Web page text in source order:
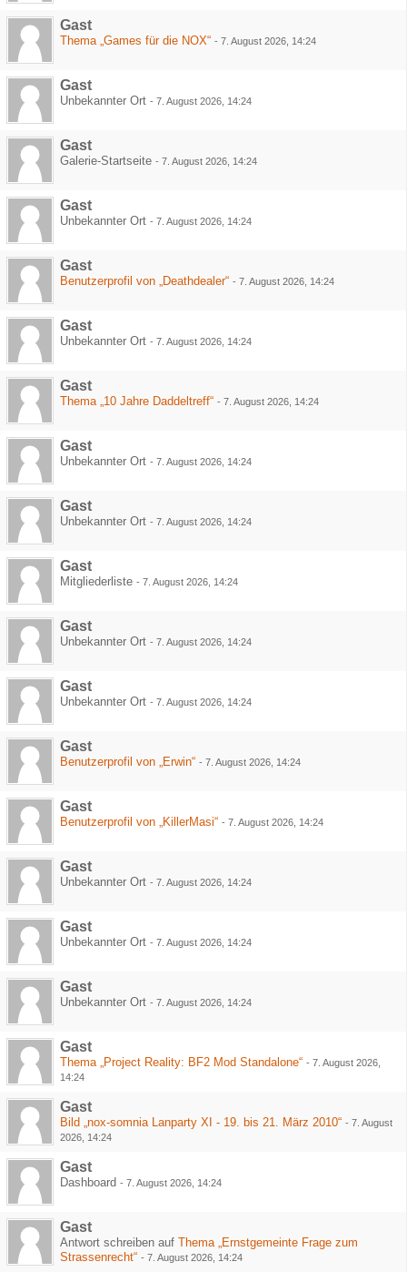
Gast
Thema „Games für die NOX“ - 7. August 2026, 14:24
Gast
Unbekannter Ort - 7. August 2026, 14:24
Gast
Galerie-Startseite - 7. August 2026, 14:24
Gast
Unbekannter Ort - 7. August 2026, 14:24
Gast
Benutzerprofil von „Deathdealer“ - 7. August 2026, 14:24
Gast
Unbekannter Ort - 7. August 2026, 14:24
Gast
Thema „10 Jahre Daddeltreff“ - 7. August 2026, 14:24
Gast
Unbekannter Ort - 7. August 2026, 14:24
Gast
Unbekannter Ort - 7. August 2026, 14:24
Gast
Mitgliederliste - 7. August 2026, 14:24
Gast
Unbekannter Ort - 7. August 2026, 14:24
Gast
Unbekannter Ort - 7. August 2026, 14:24
Gast
Benutzerprofil von „Erwin“ - 7. August 2026, 14:24
Gast
Benutzerprofil von „KillerMasi“ - 7. August 2026, 14:24
Gast
Unbekannter Ort - 7. August 2026, 14:24
Gast
Unbekannter Ort - 7. August 2026, 14:24
Gast
Unbekannter Ort - 7. August 2026, 14:24
Gast
Thema „Project Reality: BF2 Mod Standalone“ - 7. August 2026,
14:24
Gast
Bild „nox-somnia Lanparty XI - 19. bis 21. März 2010“ - 7. August
2026, 14:24
Gast
Dashboard - 7. August 2026, 14:24
Gast
Antwort schreiben auf Thema „Ernstgemeinte Frage zum
Strassenrecht“ - 7. August 2026, 14:24